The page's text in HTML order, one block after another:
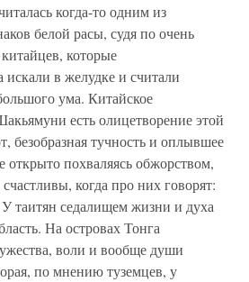
когда-то одним из
белой расы, судя по очень
которые
в желудке и считали
ума. Китайское
есть олицетворение этой
безобразная тучность и оплывшее
похваляясь обжорством,
когда про них говорят:
У таитян седалищем жизни и духа
На островах Тонга
воли и вообще души
по мнению туземцев, у